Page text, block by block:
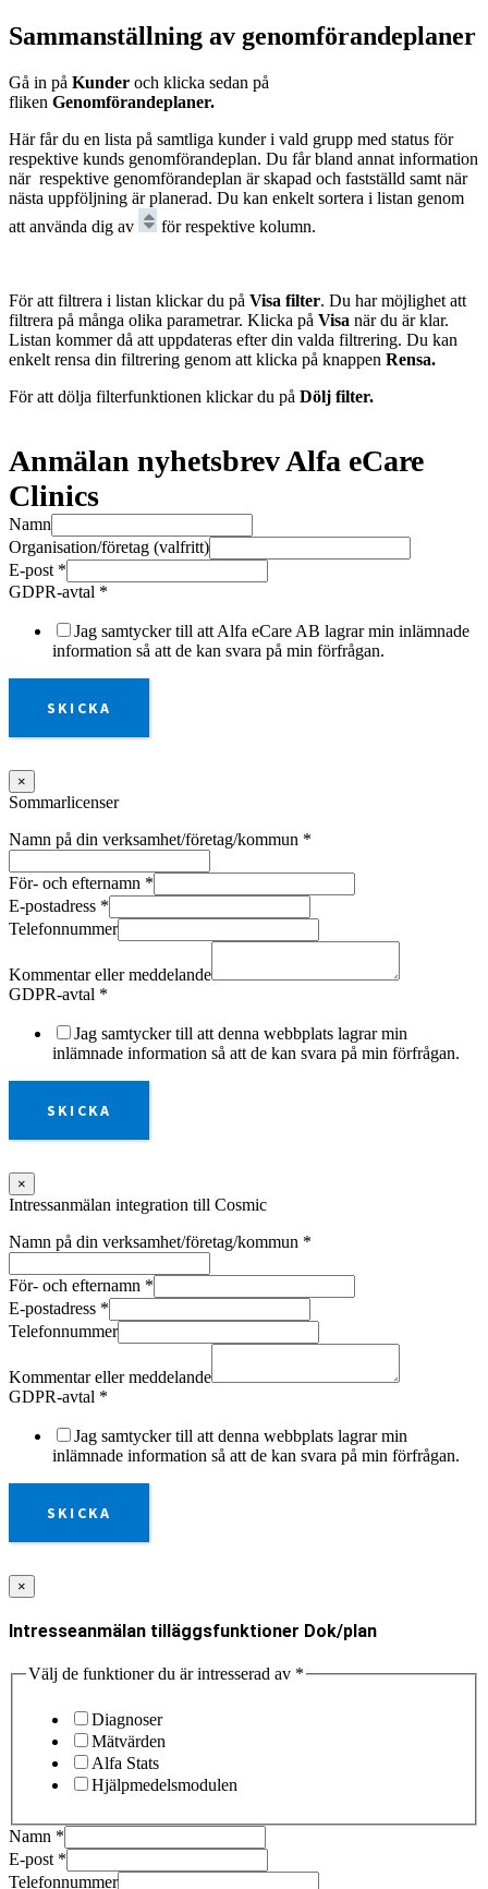
Sammanställning av genomförandeplaner
Gå in på Kunder och klicka sedan på
fliken Genomförandeplaner.
Här får du en lista på samtliga kunder i vald grupp med status för
respektive kunds genomförandeplan. Du får bland annat information
när respektive genomförandeplan är skapad och fastställd samt när
nästa uppföljning är planerad. Du kan enkelt sortera i listan genom
att använda dig av
för respektive kolumn.
För att filtrera i listan klickar du på Visa filter. Du har möjlighet att
filtrera på många olika parametrar. Klicka på Visa när du är klar.
Listan kommer då att uppdateras efter din valda filtrering. Du kan
enkelt rensa din filtrering genom att klicka på knappen Rensa.
För att dölja filterfunktionen klickar du på Dölj filter.
Anmälan nyhetsbrev Alfa eCare
Clinics
Namn
Organisation/företag (valfritt)
E-post *
GDPR-avtal *
Jag samtycker till att Alfa eCare AB lagrar min inlämnade
information så att de kan svara på min förfrågan.
SKICKA
×
Sommarlicenser
Namn på din verksamhet/företag/kommun *
För- och efternamn *
E-postadress *
Telefonnummer
Kommentar eller meddelande
GDPR-avtal *
Jag samtycker till att denna webbplats lagrar min
inlämnade information så att de kan svara på min förfrågan.
SKICKA
×
Intressanmälan integration till Cosmic
Namn på din verksamhet/företag/kommun *
För- och efternamn *
E-postadress *
Telefonnummer
Kommentar eller meddelande
GDPR-avtal *
Jag samtycker till att denna webbplats lagrar min
inlämnade information så att de kan svara på min förfrågan.
SKICKA
×
Intresseanmälan tilläggsfunktioner Dok/plan
Välj de funktioner du är intresserad av *
Diagnoser
Mätvärden
Alfa Stats
Hjälpmedelsmodulen
Namn *
E-post *
Telefonnummer